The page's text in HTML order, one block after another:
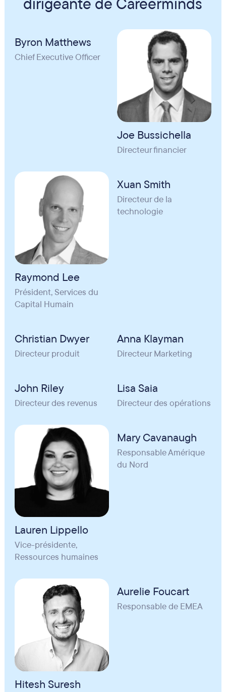
dirigeante de Careerminds
Byron Matthews
Chief Executive Officer
Joe Bussichella
Directeur financier
Raymond Lee
Président, Services du
Capital Humain
Xuan Smith
Directeur de la
technologie
Christian Dwyer
Directeur produit
Anna Klayman
Directeur Marketing
John Riley
Directeur des revenus
Lisa Saia
Directeur des opérations
Lauren Lippello
Vice-présidente,
Ressources humaines
Mary Cavanaugh
Responsable Amérique
du Nord
Hitesh Suresh
Aurelie Foucart
Responsable de EMEA